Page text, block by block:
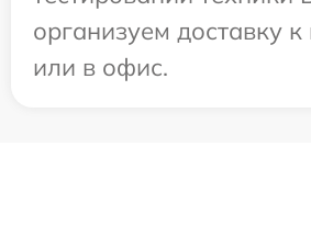
организуем доставку
или в офис.